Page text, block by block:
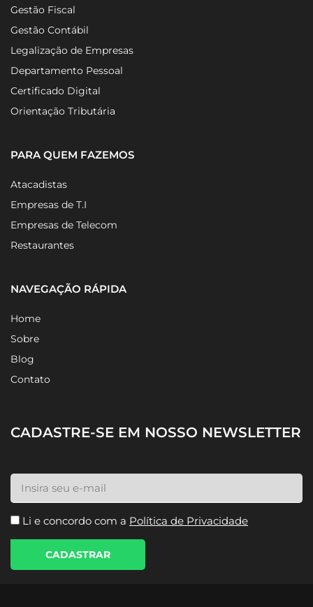
Gestão Fiscal
Gestão Contábil
Legalização de Empresas
Departamento Pessoal
Certificado Digital
Orientação Tributária
PARA QUEM FAZEMOS
Atacadistas
Empresas de T.I
Empresas de Telecom
Restaurantes
NAVEGAÇÃO RÁPIDA
Home
Sobre
Blog
Contato
CADASTRE-SE EM NOSSO NEWSLETTER
Li e concordo com a Política de Privacidade
CADASTRAR